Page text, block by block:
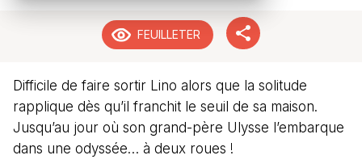
FEUILLETER
Difficile de faire sortir Lino alors que la solitude
rapplique dès qu’il franchit le seuil de sa maison.
Jusqu’au jour où son grand-père Ulysse l’embarque
dans une odyssée… à deux roues !